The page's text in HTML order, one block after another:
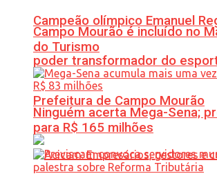
Campeão olímpico Emanuel
poder transformador do
Prefeitura de Campo Mourão
Campo Mourão é incluído no
do Turismo
Ninguém acerta Mega-Sena;
para R$ 165 milhões